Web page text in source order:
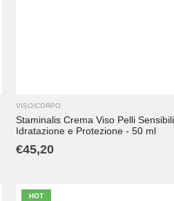
VISO/CORPO
Staminalis Crema Viso Pelli
Idratazione e Protezione - 50 ml
€45,20
HOT